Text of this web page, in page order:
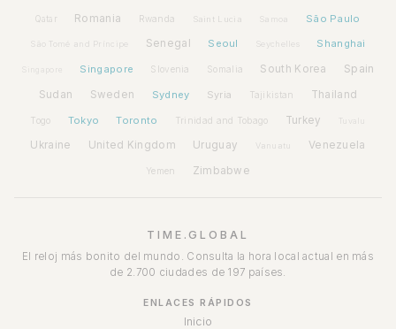
Qatar Romania Rwanda Saint Lucia Samoa São Paulo
São Tomé and Príncipe Senegal Seoul Seychelles Shanghai
Singapore Slovenia Somalia South Korea Spain
Sudan Sweden Sydney Syria Tajikistan Thailand
Togo Tokyo Toronto Trinidad and Tobago Turkey Tuvalu
Ukraine United Kingdom Uruguay Vanuatu Venezuela
Yemen Zimbabwe
TIME.GLOBAL
El reloj más bonito del mundo. Consulta la hora local actual en más
de 2.700 ciudades de 197 países.
ENLACES RÁPIDOS
Inicio